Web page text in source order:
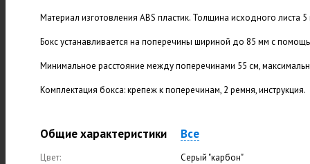
Материал изготовления ABS пластик. Толщина исходного листа
Бокс устанавливается на поперечины шириной до 85 мм с
Минимальное расстояние между поперечинами 55 см,
Комплектация бокса: крепеж к поперечинам, 2 ремня, инструкция.
Общие характеристики Все
Цвет: Серый "карбон"